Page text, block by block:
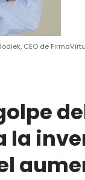
CEO de
la